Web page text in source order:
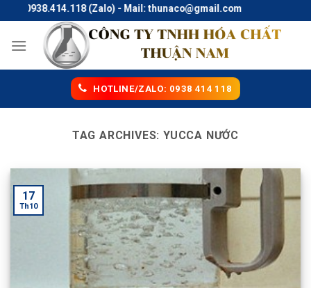
to
content
0938.414.118 (Zalo) - Mail: thunaco@gmail.com
HOTLINE/ZALO: 0938 414 118
TAG ARCHIVES:YUCCA NƯỚC
17
Th10